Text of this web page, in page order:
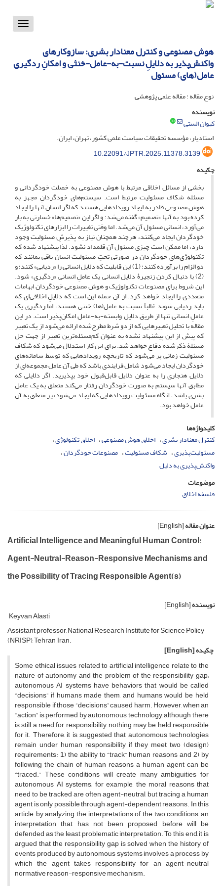
Toggle
هوش مصنوعی و کنترل معنادار بشری: سازوکارهای
واکنش‌پذیر به دلایلِ نسبت-به-عامل-خنثی و امکانِ ردگیری
عامل(های) مسئول
نوع مقاله : مقاله علمی پژوهشی
نویسنده
کیوان الستی
استادیار، مؤسسه تحقیقات سیاست علمی کشور، تهران، ایران.
10.22091/JPTR.2025.11378.3139
چکیده
بخشی از مسائل اخلاقی مرتبط با هوش مصنوعی به خصلت خودگردانی و
مسئله شکاف ‌مسئولیت مرتبط است. سیستم‌های خودگردانِ مجهز به
هوش مصنوعی قادر به ایجاد رویدادهایی هستند که اگر انسان آنها را ایجاد
کرده بود به آنها «تصمیم» گفته می‌شد؛ و اگر این «تصمیم‌ها» خسارتی به بار
می‌آورد، انسانی مسئول آن می‌شد. اما وقتی تغییرات را ابزارهای تکنولوژیک
خودگردان ایجاد می‌کنند، هرچند همچنان نیاز به پذیرشِ مسئولیت وجود
دارد، اما ممکن است چیزی مسئول آن قلمداد نشود. لذا پیشنهاد شده که
تکنولوژی‌های خودگردان در صورتی تحتِ مسئولیت انسان باقی بمانند که
دو الزام را برآورده کنند: (1) این قابلیت که دلایل انسانی را «ردیابی» کنند؛ و
(2) با دنبال کردن زنجیرۀ دلایل انسانی یک عاملِ انسانی «ردگیری» شود.
این شروط برای مصنوعات تکنولوژیک و هوش مصنوعی خودگردان ابهامات
متعددی را ایجاد خواهد کرد. از آن جمله این است که دلایلِ اخلاقی‌ای که
باید ردیابی شوند غالباً نسبت به عامل(ها) خنثی هستند، اما ردگیری یک
عاملِ انسانی تنها از طریق دلایل وابسته-به-عامل امکان‌پذیر است. در این
مقاله با تحلیل تعبیرهایی که از دو شرط مطرح‌شده ارائه می‌شود از یک تعبیر
که پیش از این پیشنهاد نشده به عنوان کم‌مسئله‌ترین تعبیر از جهت حل
مسئلۀ ذکرشده دفاع خواهد شد. برای این کار استدلال می‌شود که شکاف
مسئولیت زمانی پر می‌شود که تاریخچه رویدادهایی که توسط سامانه‌های
خودگردان ایجاد می‌شود شامل فرایندی باشد که طی آن عامل مجموعه‌ای از
دلایل هنجاری را به عنوان دلایل قابل‌قبول خود بپذیرید. اگر دلایلی که
مطابق آنها سیستم به صورت خودگردان رفتار می‌کند متعلق به یک عامل
بشری باشد، آنگاه مسئولیت رویدادهایی که ایجاد می‌شود نیز متعلق به آن
عامل خواهد بود.
کلیدواژه‌ها
کنترل معنادار بشری اخلاق هوش مصنوعی اخلاق تکنولوژی
مسئولیت‌پذیری شکاف مسئولیت مصنوعات خودگردان
واکنش‌پذیری به دلیل
موضوعات
فلسفه اخلاق
عنوان مقاله[English]
Artificial Intelligence and Meaningful Human Control:
Agent-Neutral-Reason-Responsive Mechanisms and
the Possibility of Tracing Responsible Agent(s)
نویسنده[English]
Keyvan Alasti
Assistant professor, National Research Institute for Science Policy
(NRISP), Tehran, Iran.
چکیده[English]
Some ethical issues related to artificial intelligence relate to the
nature of autonomy and the problem of the responsibility gap;
autonomous AI systems have behaviors that would be called
“decisions” if humans made them, and humans would be held
responsible if those “decisions” caused harm. However, when an
“action” is performed by autonomous technology, although there
is still a need for responsibility, nothing may be held responsible
for it. Therefore, it is suggested that autonomous technologies
remain under human responsibility if they meet two (design)
requirements: 1) the ability to “track” human reasons and 2) by
following the chain of human reasons, a human agent can be
“traced.” These conditions will create many ambiguities for
autonomous AI systems; for example, the moral reasons that
need to be tracked are often agent-neutral, but tracing a human
agent is only possible through agent-dependent reasons. In this
article, by analyzing the interpretations of the two conditions, an
interpretation that has not been proposed before will be
defended as the least problematic interpretation. To this end, it is
argued that the responsibility gap is solved when the history of
events produced by autonomous systems involves a process by
which the agent takes responsibility for an agent-neutral
normative reason-responsive mechanism.